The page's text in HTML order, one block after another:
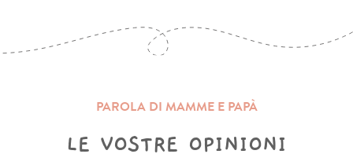
PAROLA DI MAMME E PAPÀ
LE VOSTRE OPINIONI